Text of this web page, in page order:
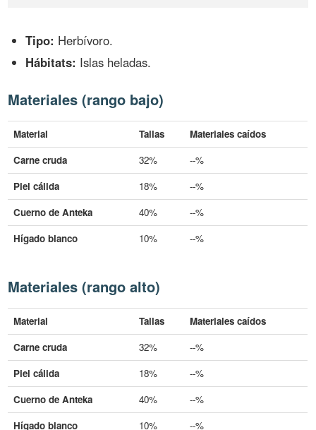
Tipo: Herbívoro.
Hábitats: Islas heladas.
Materiales (rango bajo)
Material Tallas
Materiales caídos
Carne cruda
32%
--%
Piel cálida
18%
--%
Cuerno de Anteka
40%
--%
Hígado blanco
10% --%
Materiales (rango alto)
Material Tallas
Materiales caídos
Carne cruda
32%
--%
Piel cálida
18%
--%
Cuerno de Anteka
40%
--%
Hígado blanco
10% --%